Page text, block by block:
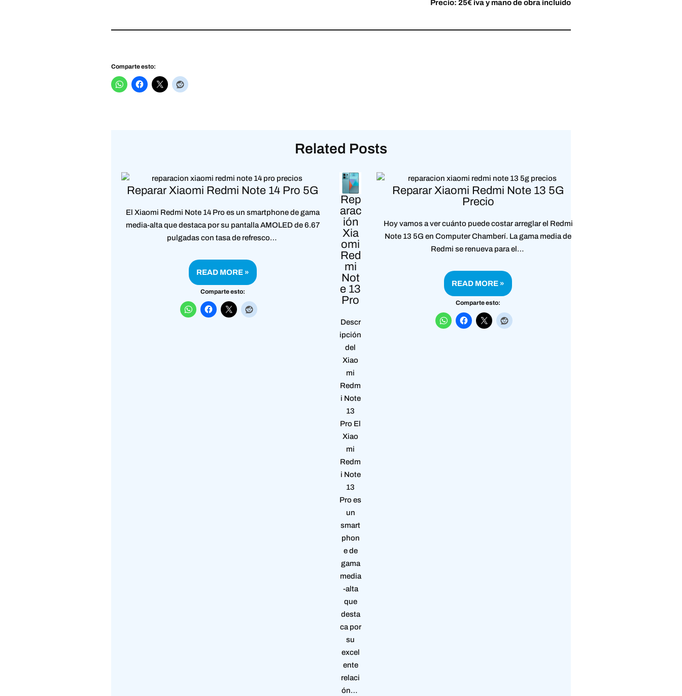
Precio: 25€ iva y mano de obra incluido
Comparte esto:
Related Posts
Reparar Xiaomi Redmi Note 14 Pro 5G
El Xiaomi Redmi Note 14 Pro es un smartphone de gama
media-alta que destaca por su pantalla AMOLED de 6.67
pulgadas con tasa de refresco…
READ MORE »
Comparte esto:
Rep
arac
ión
Xia
omi
Red
mi
Not
e 13
Pro
Descr
ipción
del
Xiao
mi
Redm
i Note
13
Pro El
Xiao
mi
Redm
i Note
13
Pro es
un
smart
phon
e de
gama
media
-alta
que
desta
ca por
su
excel
ente
relaci
ón…
Reparar Xiaomi Redmi Note 13 5G
Precio
Hoy vamos a ver cuánto puede costar arreglar el Redmi
Note 13 5G en Computer Chamberí. La gama media de
Redmi se renueva para el…
READ MORE »
Comparte esto: